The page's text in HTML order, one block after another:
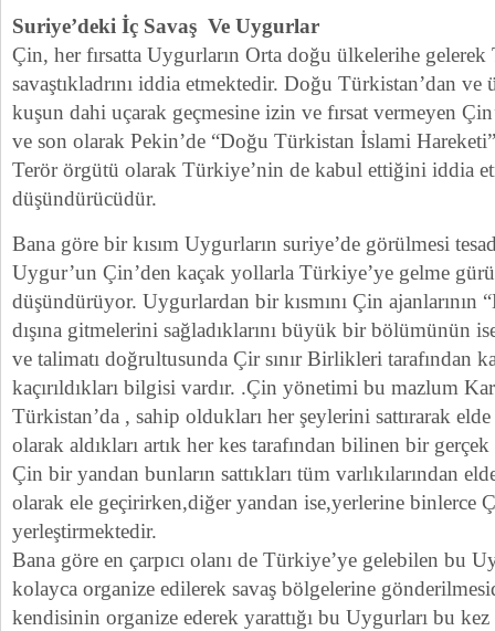
Suriye’deki İç Savaş Ve Uygurlar
Çin, her fırsatta Uygurların Orta doğu ülkelerihe gelerek
savaştıkladrını iddia etmektedir. Doğu Türkistan’dan ve
kuşun dahi uçarak geçmesine izin ve fırsat vermeyen
ve son olarak Pekin’de “Doğu Türkistan İslami
Terör örgütü olarak Türkiye’nin de kabul ettiğini iddia
düşündürücüdür.
Bana göre bir kısım Uygurların suriye’de görülmesi
Uygur’un Çin’den kaçak yollarla Türkiye’ye gelme
düşündürüyor. Uygurlardan bir kısmını Çin ajanlarının
dışına gitmelerini sağladıklarını büyük bir bölümünün
ve talimatı doğrultusunda Çir sınır Birlikleri tarafından
kaçırıldıkları bilgisi vardır. .Çin yönetimi bu mazlum
Türkistan’da , sahip oldukları her şeylerini sattırarak
olarak aldıkları artık her kes tarafından bilinen bir
Çin bir yandan bunların sattıkları tüm varlıkılarından
olarak ele geçirirken,diğer yandan ise,yerlerine binlerce
yerleştirmektedir.
Bana göre en çarpıcı olanı de Türkiye’ye gelebilen bu
kolayca organize edilerek savaş bölgelerine
kendisinin organize ederek yarattığı bu Uygurları bu